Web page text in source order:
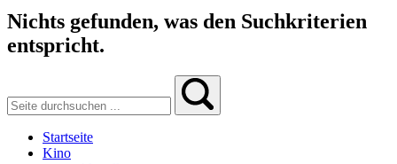
Nichts gefunden, was den Suchkriterien
entspricht.
Startseite
Kino